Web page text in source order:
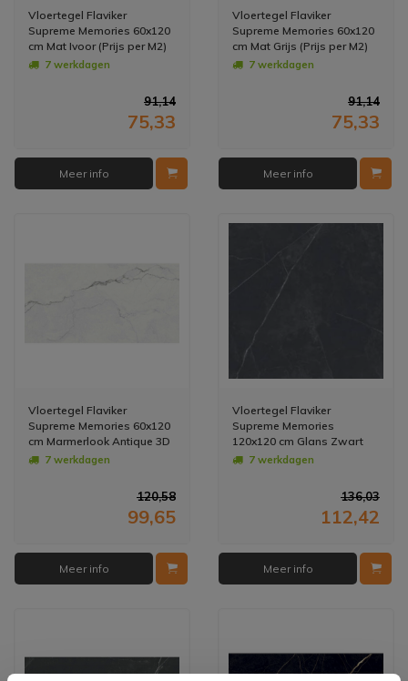
Vloertegel Flaviker
Supreme Memories 60x120
cm Mat Ivoor (Prijs per M2)
7 werkdagen
91,14
75,33
Meer info
Vloertegel Flaviker
Supreme Memories 60x120
cm Mat Grijs (Prijs per M2)
7 werkdagen
91,14
75,33
Meer info
Vloertegel Flaviker
Supreme Memories 60x120
cm Marmerlook Antique 3D
Wit (Prijs per M2)
7 werkdagen
120,58
99,65
Meer info
Vloertegel Flaviker
Supreme Memories
120x120 cm Glans Zwart
(Prijs per M2)
7 werkdagen
136,03
112,42
Meer info